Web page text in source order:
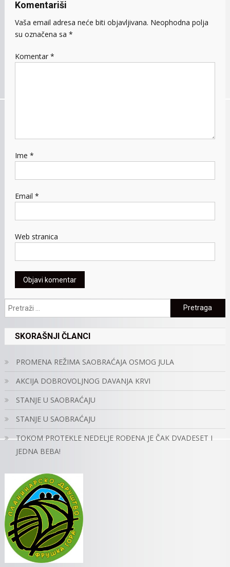
Komentariši
Vaša email adresa neće biti objavljivana. Neophodna polja
su označena sa *
Komentar *
Ime *
Email *
Web stranica
Pretraga:
SKORAŠNJI ČLANCI
PROMENA REŽIMA SAOBRAĆAJA OSMOG JULA
AKCIJA DOBROVOLJNOG DAVANJA KRVI
STANJE U SAOBRAĆAJU
STANJE U SAOBRAĆAJU
TOKOM PROTEKLE NEDELJE ROĐENA JE ČAK DVADESET I
JEDNA BEBA!